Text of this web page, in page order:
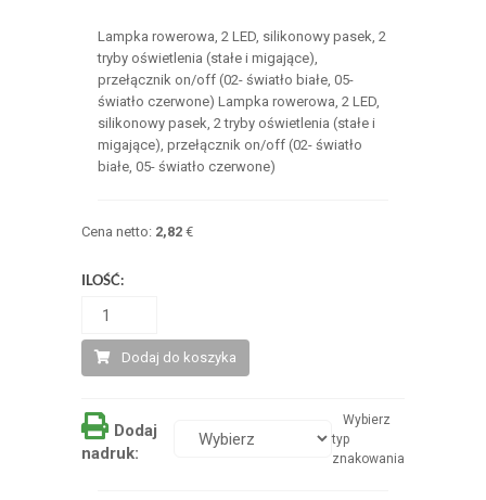
Lampka rowerowa, 2 LED, silikonowy pasek, 2
tryby oświetlenia (stałe i migające),
przełącznik on/off (02- światło białe, 05-
światło czerwone) Lampka rowerowa, 2 LED,
silikonowy pasek, 2 tryby oświetlenia (stałe i
migające), przełącznik on/off (02- światło
białe, 05- światło czerwone)
Cena netto: 2,82€
ILOŚĆ:
Dodaj do koszyka
Dodaj
nadruk:
Wybierz
typ
znakowania